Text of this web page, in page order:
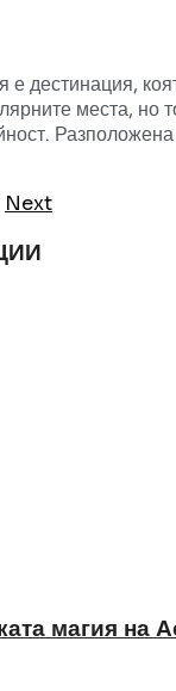
дестинация,
места, но
Разположена
Next
магия на